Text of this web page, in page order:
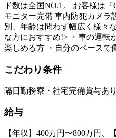
ド数は全国NO.1。 お客様は
モニター完備 車内防犯カメ
別、年齢は問わず幅広く様々
な方におすすめ!> ・車の運転
楽しめる方 ・自分のペースで
こだわり条件
隔日勤務寮・社宅完備賞与あり
給与
【年収】400万円〜800万円、